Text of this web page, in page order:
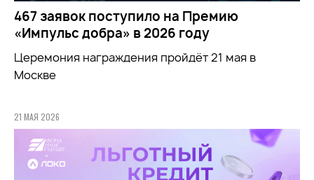
467 заявок поступило на Премию
«Импульс добра» в 2026 году
Церемония награждения пройдёт 21 мая в
Москве
21 МАЯ 2026